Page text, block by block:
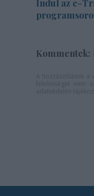
Indul az e-
Kommentek: